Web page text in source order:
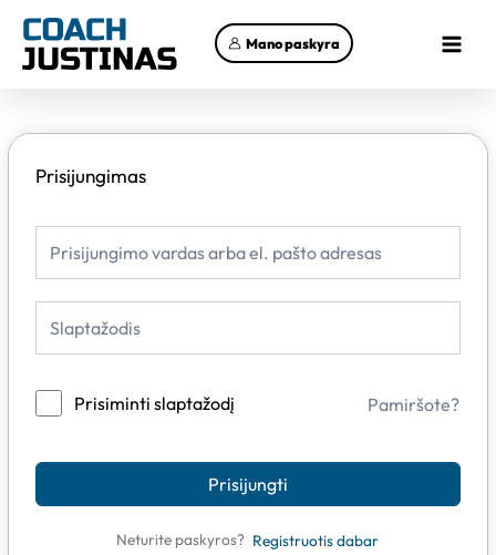
prie
turinio
Mano paskyra
Menu
Prisijungimas
Prisiminti slaptažodį Pamiršote?
Prisijungti
Neturite paskyros? Registruotis dabar